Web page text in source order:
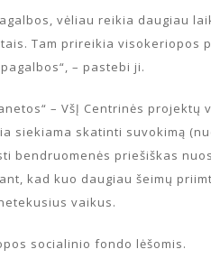
vėliau reikia daugiau
Tam prireikia visokeriopos
– pastebi ji.
– VšĮ Centrinės projektų
siekiama skatinti suvokimą
bendruomenės priešiškas
kad kuo daugiau šeimų
vaikus.
socialinio fondo lėšomis.